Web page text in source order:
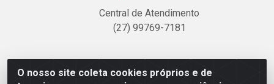
O nosso site coleta cookies próprios e de
Central de Atendimento
(27) 99769-7181
Linhavix Distribuidora LTDA - Avenida Alegre, 2521 -